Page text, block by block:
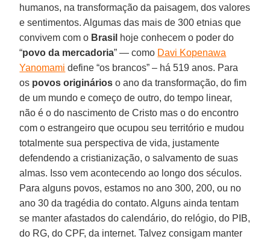
humanos, na transformação da paisagem, dos valores
e sentimentos. Algumas das mais de 300 etnias que
convivem com o Brasil hoje conhecem o poder do
“povo da mercadoria” — como Davi Kopenawa
Yanomami define “os brancos” – há 519 anos. Para
os povos originários o ano da transformação, do fim
de um mundo e começo de outro, do tempo linear,
não é o do nascimento de Cristo mas o do encontro
com o estrangeiro que ocupou seu território e mudou
totalmente sua perspectiva de vida, justamente
defendendo a cristianização, o salvamento de suas
almas. Isso vem acontecendo ao longo dos séculos.
Para alguns povos, estamos no ano 300, 200, ou no
ano 30 da tragédia do contato. Alguns ainda tentam
se manter afastados do calendário, do relógio, do PIB,
do RG, do CPF, da internet. Talvez consigam manter